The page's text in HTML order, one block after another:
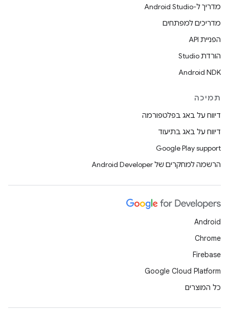
מדריך ל-Android Studio
מדריכים למפתחים
הפניית API
הורדת Studio
Android NDK
תמיכה
דיווח על באג בפלטפורמה
דיווח על באג בתיעוד
Google Play support
הרשמה למחקרים של Android Developer
Android
Chrome
Firebase
Google Cloud Platform
כל המוצרים